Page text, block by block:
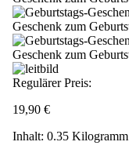
Regulärer Preis:
19,90 €
Inhalt: 0.35 Kilogramm